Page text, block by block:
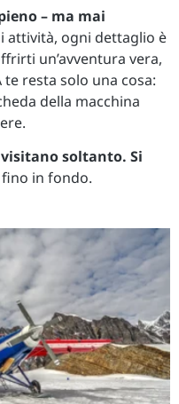
– ma mai
attività, ogni dettaglio è
un’avventura vera,
te resta solo una cosa:
della macchina
soltanto. Si
in fondo.